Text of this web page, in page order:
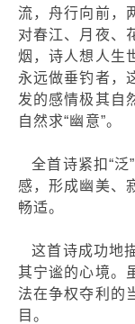
流，舟行向前，
对春江、月夜、
烟，诗人想人生
永远做垂钓者，
发的感情极其自
自然求“幽意”。
全首诗紧扣“泛
感，形成幽美、
畅适。
这首诗成功地
其宁谧的心境。
法在争权夺利的
目。